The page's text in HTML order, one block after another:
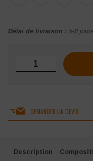
Délai de livraison : 5-8
quantité de
DEMANDER UN DEVIS
Description